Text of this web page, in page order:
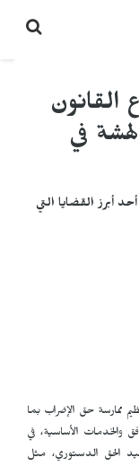
القانون
في
أبرز القضايا التي
ممارسة حق الإضراب بما
والخدمات الأساسية، في
الحق الدستوري، مثل